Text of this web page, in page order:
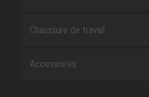
Chaussure de travail
Accessoires